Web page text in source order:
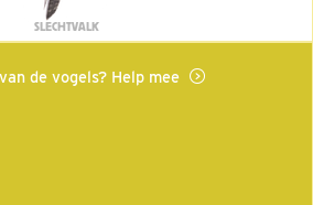
SLECHTVALK
de vogels? Help mee